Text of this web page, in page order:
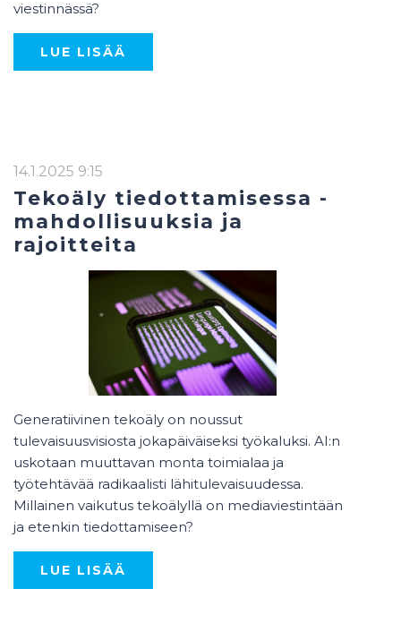
viestinnässä?
LUE LISÄÄ
14.1.2025 9:15
Tekoäly tiedottamisessa -
mahdollisuuksia ja
rajoitteita
Generatiivinen tekoäly on noussut
tulevaisuusvisiosta jokapäiväiseksi työkaluksi. AI:n
uskotaan muuttavan monta toimialaa ja
työtehtävää radikaalisti lähitulevaisuudessa.
Millainen vaikutus tekoälyllä on mediaviestintään
ja etenkin tiedottamiseen?
LUE LISÄÄ